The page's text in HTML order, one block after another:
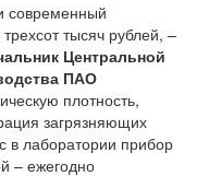
современный
тысяч рублей, –
Центральной
ПАО
плотность,
загрязняющих
в лаборатории прибор
– ежегодно